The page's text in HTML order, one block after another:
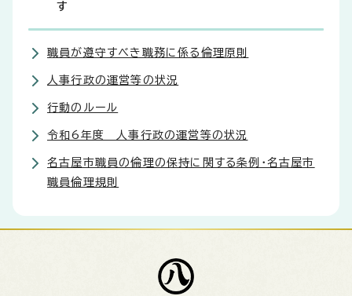
す
職員が遵守すべき職務に係る倫理原則
人事行政の運営等の状況
行動のルール
令和6年度 人事行政の運営等の状況
名古屋市職員の倫理の保持に関する条例・名古屋市
職員倫理規則